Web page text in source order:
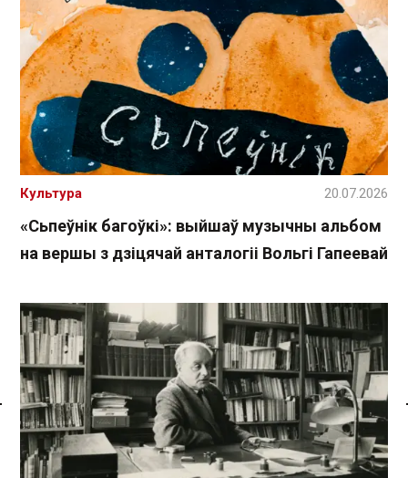
Спасылка без VPN
«Сьпеўнік багоўкі»: выйшаў музычны альбом
на вершы з дзіцячай анталогіі Вольгі Гапеевай
Культура 20.07.2026